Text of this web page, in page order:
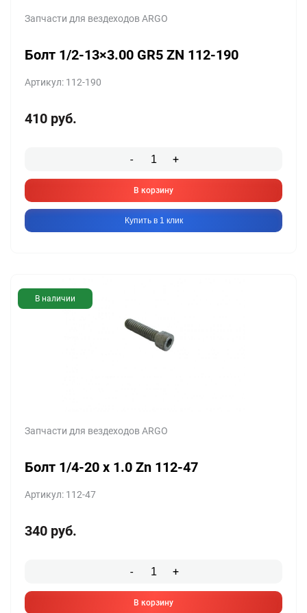
Запчасти для вездеходов ARGO
Болт 1/2-13×3.00 GR5 ZN 112-190
Артикул: 112-190
410 руб.
- +
В корзину
Купить в 1 клик
В наличии
Запчасти для вездеходов ARGO
Болт 1/4-20 x 1.0 Zn 112-47
Артикул: 112-47
340 руб.
- +
В корзину